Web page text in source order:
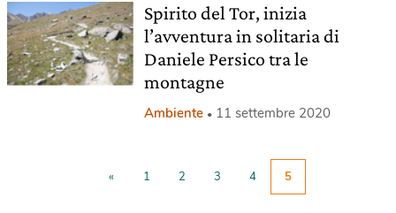
Spirito del Tor, inizia
l’avventura in solitaria di
Daniele Persico tra le
montagne
Ambiente 11 settembre 2020
« 1 2 3 4 5